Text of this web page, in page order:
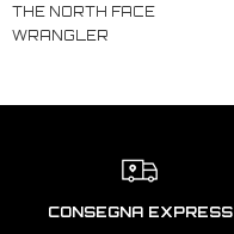
THE NORTH FACE
WRANGLER
CONSEGNA EXPRESS